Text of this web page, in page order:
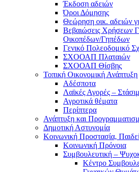
Έκδοση αδειών
Όροι Δόμησης
Θεώρηση οικ. αδειών
Βεβαιώσεις Χρήσεων
Οικοπέδων/Γηπέδων
Γενικό Πολεοδομικό
ΣΧΟΟΑΠ Πλαταιών
ΣΧΟΟΑΠ Θίσβης
Τοπική Οικονομική Ανάπτυξη
Αδέσποτα
Λαϊκές Αγορές –
Αγροτικά θέματα
Περίπτερα
Ανάπτυξη και
Δημοτική Αστυνομία
Κοινωνική Προστασία,
Κοινωνική Πρόνοια
Συμβουλευτική –
Κέντρο